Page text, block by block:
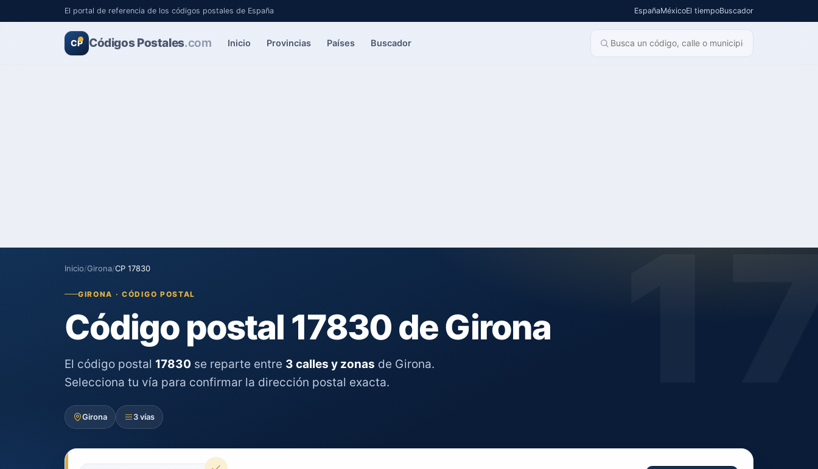
El portal de referencia de los códigos postales de España EspañaMéxicoEl tiempoBuscador
CP Códigos Postales.com Inicio Provincias Países Buscador
Inicio/Girona/CP 17830
GIRONA · CÓDIGO POSTAL
Código postal 17830 de Girona
El código postal 17830 se reparte entre 3 calles y zonas de Girona.
Selecciona tu vía para confirmar la dirección postal exacta.
Girona 3 vías